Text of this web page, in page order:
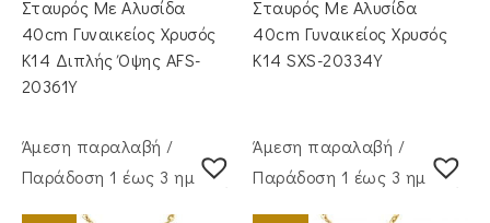
€1,250.00.
€1,000.00.
Σταυρός Με Αλυσίδα
40cm Γυναικείος Χρυσός
Κ14 Διπλής Όψης AFS-
20361Y
€950.00. είναι:
€735.00.
Σταυρός Mε Aλυσίδα
40cm Γυναικείος Χρυσός
Κ14 SXS-20334Y
Άμεση παραλαβή /
Παράδoση 1 έως 3 ημέρες
Άμεση παραλαβή /
Παράδoση 1 έως 3 ημέρες